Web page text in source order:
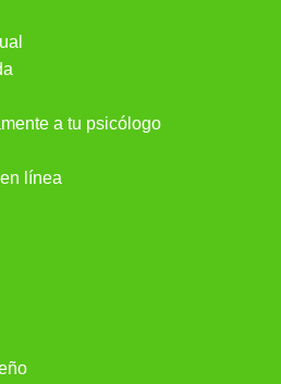
a tu psicólogo
línea